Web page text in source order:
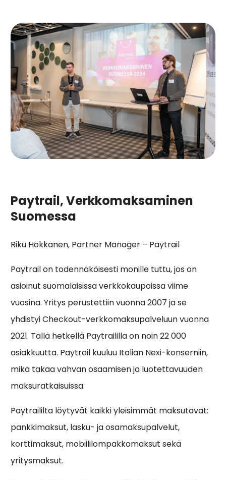
Paytrail, Verkkomaksaminen
Suomessa
Riku Hokkanen, Partner Manager – Paytrail
Paytrail on todennäköisesti monille tuttu, jos on
asioinut suomalaisissa verkkokaupoissa viime
vuosina. Yritys perustettiin vuonna 2007 ja se
yhdistyi Checkout-verkkomaksupalveluun vuonna
2021. Tällä hetkellä Paytraililla on noin 22 000
asiakkuutta. Paytrail kuuluu Italian Nexi-konserniin,
mikä takaa vahvan osaamisen ja luotettavuuden
maksuratkaisuissa.
Paytraililta löytyvät kaikki yleisimmät maksutavat:
pankkimaksut, lasku- ja osamaksupalvelut,
korttimaksut, mobiililompakkomaksut sekä
yritysmaksut.